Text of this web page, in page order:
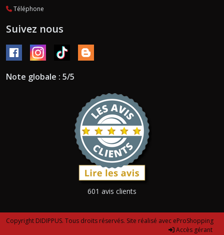
Téléphone
Suivez nous
Note globale : 5/5
601 avis clients
Copyright DIDIPPUS. Tous droits réservés. Site réalisé avec eProShopping
Accès gérant